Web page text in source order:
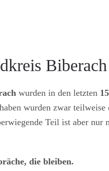
Biberach
wurden in den letzten
wurden zwar teilweise
Teil ist aber nur
die bleiben.